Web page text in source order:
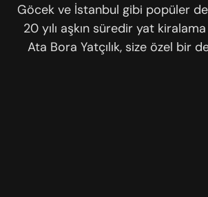
Göcek ve İstanbul gibi popüler
20 yılı aşkın süredir yat
Ata Bora Yatçılık, size özel bir